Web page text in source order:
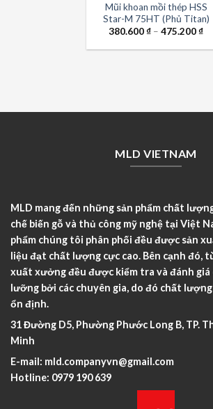
Mũi khoan mồi thép HSS
Star-M 75HT (Phủ Titan)
380.600₫ – 475.200₫
MLD VIETNAM
MLD mang đến những sản phẩm chất
chế biến gỗ và thủ công mỹ nghệ tại Việt
phẩm chúng tôi phân phối đều được sản
liệu đạt chất lượng cực cao. Bên cạnh đó,
xuất xưởng đều được kiểm tra và đánh
lưỡng bởi các chuyên gia, do đó chất
ổn định.
31 Đường D5, Phường Phước Long B, TP.
Minh
E-mail: mld.companyvn@gmail.com
Hotline: 0979 190 639